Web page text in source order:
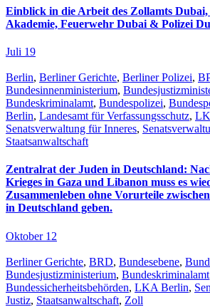
Einblick in die Arbeit des Zollamts
Akademie, Feuerwehr Dubai & Polizei
Juli 19
Berlin, Berliner Gerichte, Berliner Polizei,
Bundesinnenministerium,
Bundeskriminalamt, Bundespolizei,
Berlin, Landesamt für Verfassungsschutz,
Senatsverwaltung für Inneres,
Staatsanwaltschaft
Zentralrat der Juden in Deutschland:
Krieges in Gaza und Libanon muss es
Zusammenleben ohne Vorurteile
in Deutschland geben.
Oktober 12
Berliner Gerichte, BRD, Bundesebene,
Bundesjustizministerium, Bundeskriminalamt
Bundessicherheitsbehörden, LKA Berlin,
Justiz, Staatsanwaltschaft, Zoll